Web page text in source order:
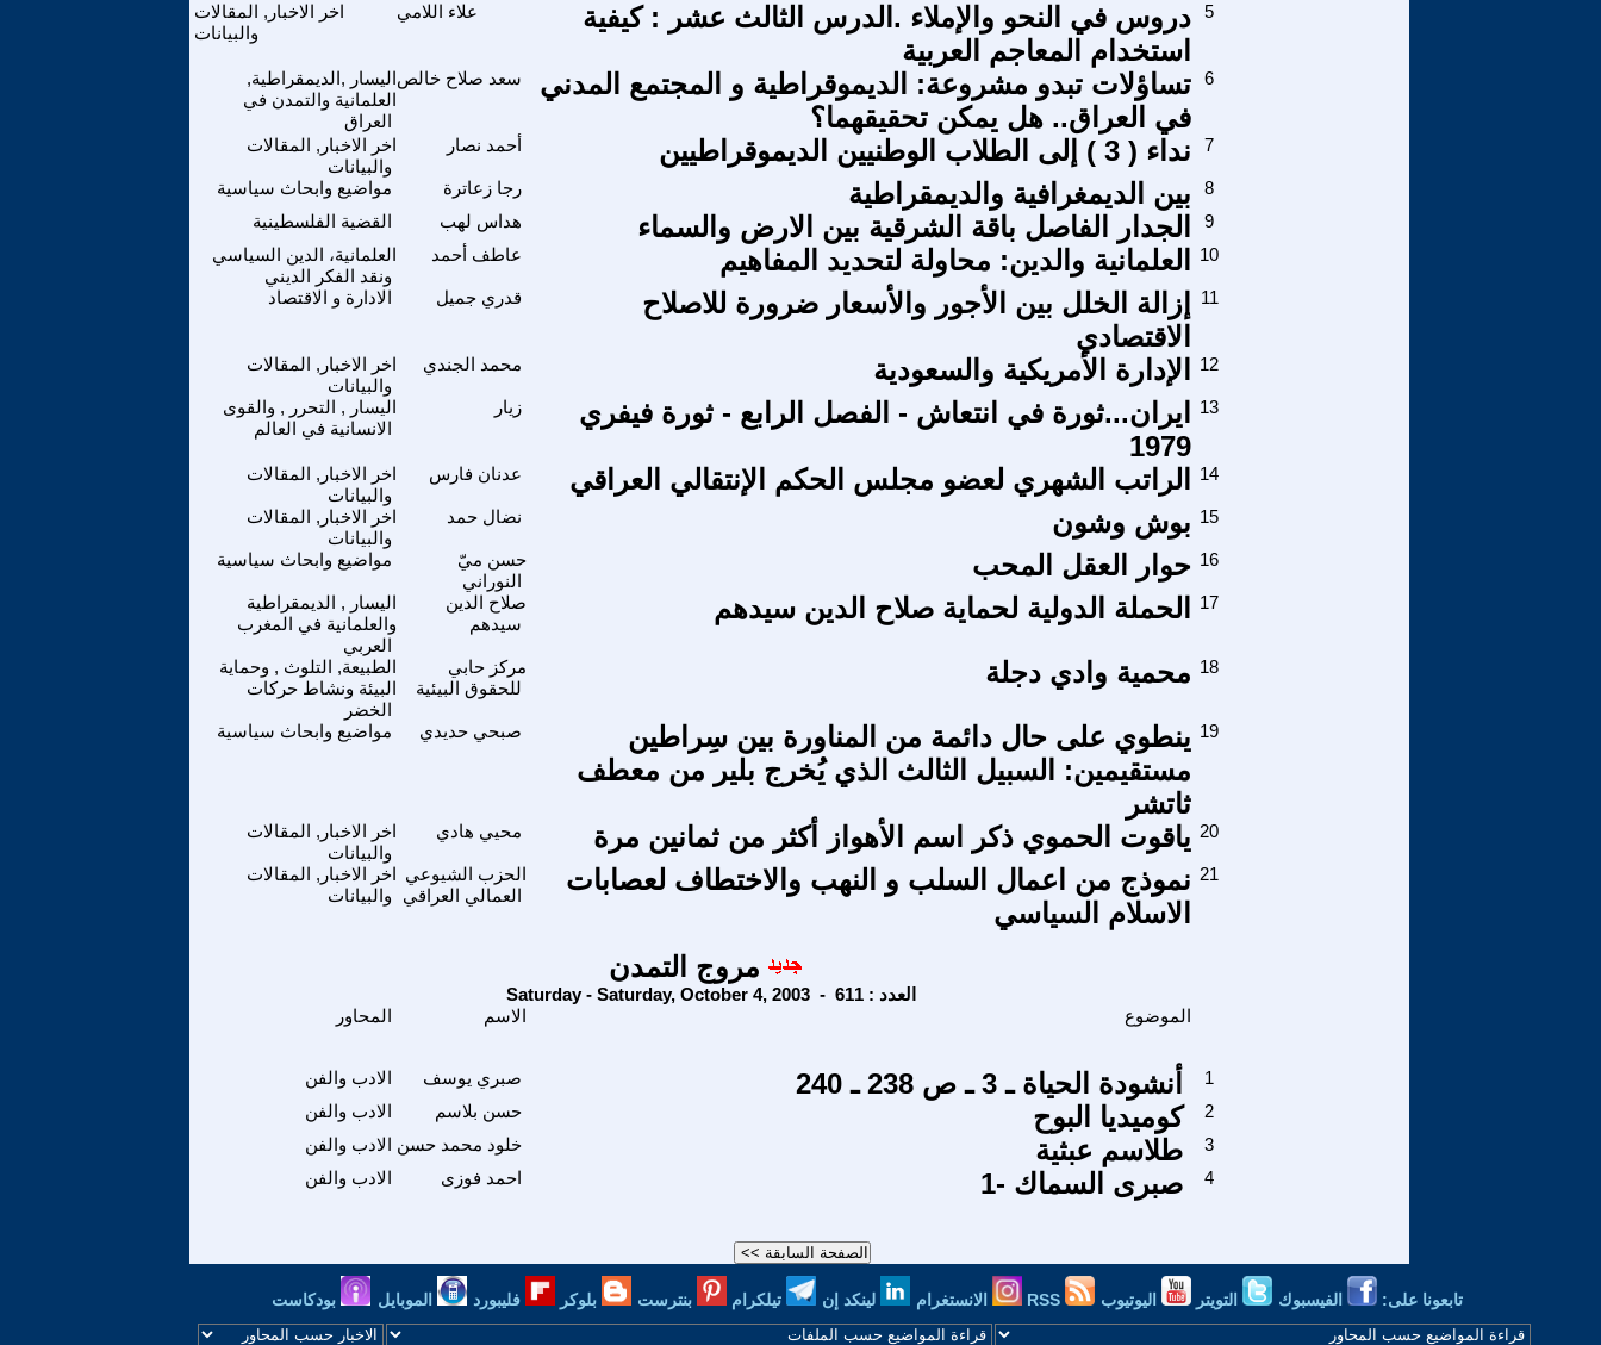
اخر الاخبار, المقالات
والبيانات
علاء اللامي
دروس في النحو والإملاء .الدرس الثالث عشر : كيفية
استخدام المعاجم العربية
5
اليسار ,الديمقراطية,
العلمانية والتمدن في
العراق
سعد صلاح خالص
تساؤلات تبدو مشروعة: الديموقراطية و المجتمع المدني
في العراق.. هل يمكن تحقيقهما؟
6
اخر الاخبار, المقالات
والبيانات
أحمد نصار نداء ( 3 ) إلى الطلاب الوطنيين الديموقراطيين 7
مواضيع وابحاث سياسية رجا زعاترة بين الديمغرافية والديمقراطية
8
القضية الفلسطينية
هداس لهب الجدار الفاصل باقة الشرقية بين الارض والسماء
9
العلمانية، الدين السياسي
ونقد الفكر الديني
عاطف أحمد العلمانية والدين: محاولة لتحديد المفاهيم 10
الادارة و الاقتصاد قدري جميل
إزالة الخلل بين الأجور والأسعار ضرورة للاصلاح
الاقتصادي
11
اخر الاخبار, المقالات
والبيانات
محمد الجندي الإدارة الأمريكية والسعودية 12
اليسار , التحرر , والقوى
الانسانية في العالم
زيار
ايران...ثورة في انتعاش - الفصل الرابع - ثورة فيفري
1979
13
اخر الاخبار, المقالات
والبيانات
عدنان فارس الراتب الشهري لعضو مجلس الحكم الإنتقالي العراقي 14
اخر الاخبار, المقالات
والبيانات
نضال حمد بوش وشون 15
مواضيع وابحاث سياسية
حسن ميّ
النوراني
حوار العقل المحب 16
اليسار , الديمقراطية
والعلمانية في المغرب
العربي
صلاح الدين
سيدهم
الحملة الدولية لحماية صلاح الدين سيدهم 17
الطبيعة, التلوث , وحماية
البيئة ونشاط حركات
الخضر
مركز حابي
للحقوق البيئية
محمية وادي دجلة 18
مواضيع وابحاث سياسية صبحي حديدي
ينطوي على حال دائمة من المناورة بين سِراطين
مستقيمين: السبيل الثالث الذي يُخرج بلير من معطف
ثاتشر
19
اخر الاخبار, المقالات
والبيانات
محيي هادي ياقوت الحموي ذكر اسم الأهواز أكثر من ثمانين مرة 20
اخر الاخبار, المقالات
والبيانات
الحزب الشيوعي
العمالي العراقي
نموذج من اعمال السلب و النهب والاختطاف لعصابات
الاسلام السياسي
21
مروج التمدن
Saturday - Saturday, October 4, 2003 - العدد : 611
الاسم الموضوع
الادب والفن صبري يوسف أنشودة الحياة ـ 3 ـ ص 238 ـ 240
1
الادب والفن
حسن بلاسم كوميديا البوح
2
الادب والفن خلود محمد حسن طلاسم عبثية
3
الادب والفن
احمد فوزى 1- صبرى السماك 4
تابعونا على: الفيسبوك التويتر اليوتيوب الانستغرام لينكد إن تيلكرام بنترست بلوكر فليبورد الموبايل بودكاست